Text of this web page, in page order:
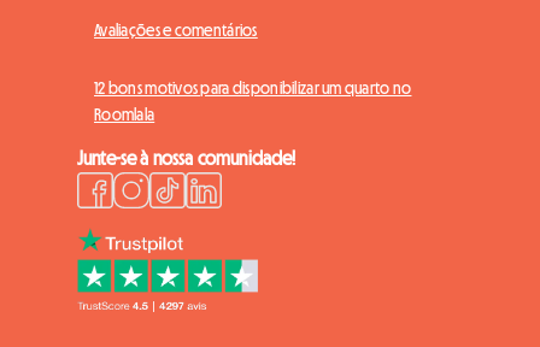
Avaliações e comentários
12 bons motivos para disponibilizar um quarto no
Roomlala
Junte-se à nossa comunidade!